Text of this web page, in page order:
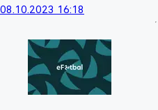
08.10.2023 16:18